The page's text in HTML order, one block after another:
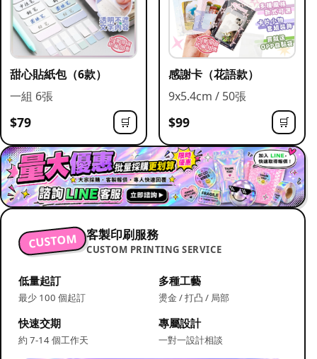
甜心貼紙包（6款）
一組 6張
$79 🛒
感謝卡（花語款）
9x5.4cm / 50張
$99 🛒
CUSTOM 客製印刷服務
CUSTOM PRINTING SERVICE
低量起訂
最少 100 個起訂
多種工藝
燙金 / 打凸 / 局部
快速交期
約 7-14 個工作天
專屬設計
一對一設計相談